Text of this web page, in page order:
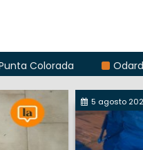
Odarda reclamó
5 agosto